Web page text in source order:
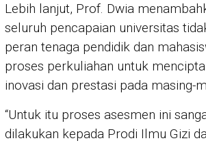
Lebih lanjut, Prof. Dwia
seluruh pencapaian universitas
peran tenaga pendidik dan
proses perkuliahan untuk
inovasi dan prestasi pada masing-
“Untuk itu proses asesmen ini
dilakukan kepada Prodi Ilmu Gizi